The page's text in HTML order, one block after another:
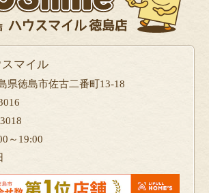
マイル
県徳島市佐古二番町13-18
～19:00